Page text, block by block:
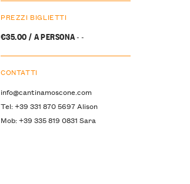
PREZZI BIGLIETTI
€35.00 / A PERSONA- -
CONTATTI
info@cantinamoscone.com
Tel: +39 331 870 5697 Alison
Mob: +39 335 819 0831 Sara